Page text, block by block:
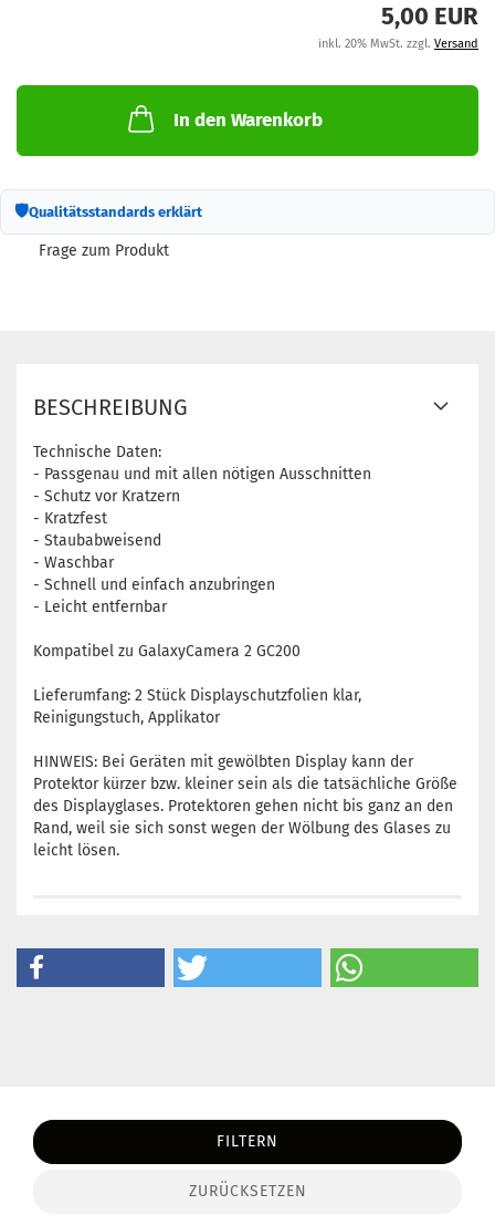
5,00 EUR
inkl. 20% MwSt. zzgl. Versand
In den Warenkorb
🛡Qualitätsstandards erklärt
Frage zum Produkt
BESCHREIBUNG
Technische Daten:
- Passgenau und mit allen nötigen Ausschnitten
- Schutz vor Kratzern
- Kratzfest
- Staubabweisend
- Waschbar
- Schnell und einfach anzubringen
- Leicht entfernbar
Kompatibel zu GalaxyCamera 2 GC200
Lieferumfang: 2 Stück Displayschutzfolien klar,
Reinigungstuch, Applikator
HINWEIS: Bei Geräten mit gewölbten Display kann der
Protektor kürzer bzw. kleiner sein als die tatsächliche Größe
des Displayglases. Protektoren gehen nicht bis ganz an den
Rand, weil sie sich sonst wegen der Wölbung des Glases zu
leicht lösen.
FILTERN
ZURÜCKSETZEN